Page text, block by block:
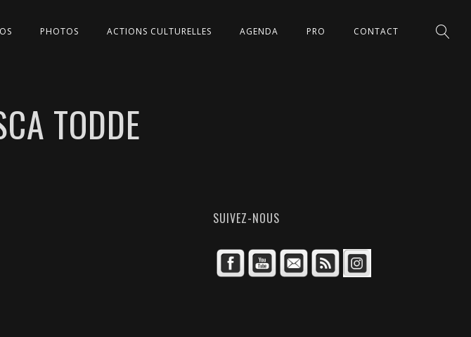
PHOTOS ACTIONS CULTURELLES AGENDA PRO CONTACT
TODDE
SUIVEZ-NOUS